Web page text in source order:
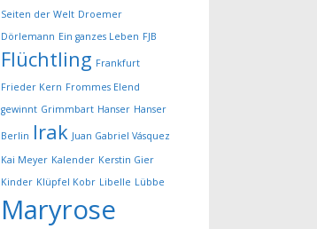
Seiten der Welt Droemer
Dörlemann Ein ganzes Leben FJB
Flüchtling Frankfurt
Frieder Kern Frommes Elend
gewinnt Grimmbart Hanser Hanser
Berlin Irak Juan Gabriel Vásquez
Kai Meyer Kalender Kerstin Gier
Kinder Klüpfel Kobr Libelle Lübbe
Maryrose